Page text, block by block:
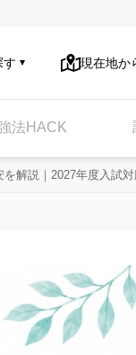
す 現在地か
法HACK
解説｜2027年度入試